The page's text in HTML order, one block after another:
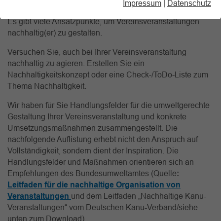
Impressum Datenschutz
Beschaffung nachhaltiger Produkte und Dienstleistungen:
Es gibt viele Ansatzpunkte, um Vereinsveranstaltungen
nachhaltig(er) zu gestalten.
Versuchen Sie, auch bei Ihrer Vereinsveranstaltung
nachhaltig zu agieren. Erstellen Sie ein
Nachhaltigkeitskonzept oder eine Check-/ToDo-Liste zum
Thema Nachhaltigkeit.
Wir haben für Sie Handlungsfelder für die umweltgerechte
Gestaltung Ihrer Vereinsveranstaltung und konkrete
Umsetzungsmaßnahmen zusammengestellt. Die
nachfolgende Auflistung erhebt nicht den Anspruch auf
Vollständigkeit, sondern dient der Inspiration. Die
Handlungsfelder und Maßnahmen orientieren sich an
Empfehlungen des Bundesumweltamtes (Quelle:
Leitfaden für die nachhaltige Organisation von
Veranstaltungen und dem Leitfaden „Nachhaltige Kanu-
Veranstaltungen“ vom Deutschen Kanu-Verband/siehe
unten zum Download)